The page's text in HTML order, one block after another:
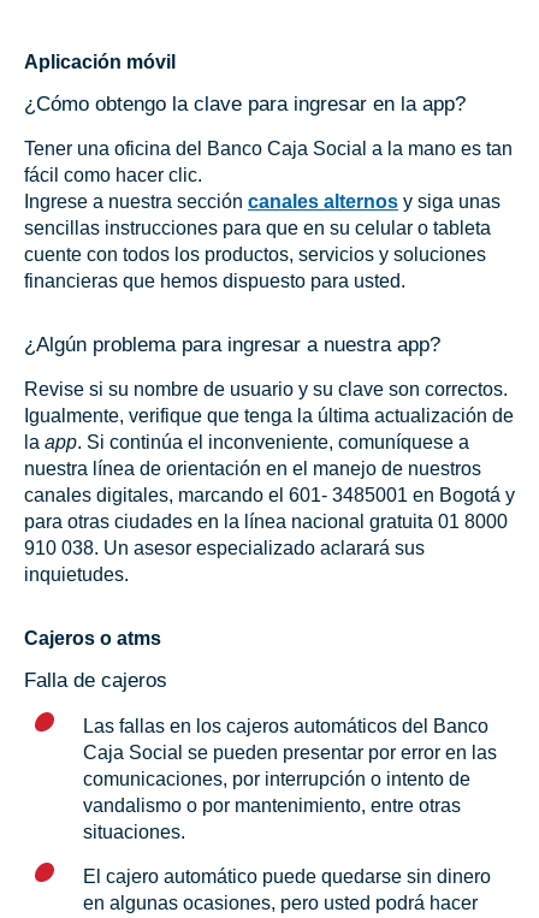
Aplicación móvil
¿Cómo obtengo la clave para ingresar en la app?
Tener una oficina del Banco Caja Social a la mano es tan
fácil como hacer clic.
Ingrese a nuestra sección canales alternos y siga unas
sencillas instrucciones para que en su celular o tableta
cuente con todos los productos, servicios y soluciones
financieras que hemos dispuesto para usted.
¿Algún problema para ingresar a nuestra app?
Revise si su nombre de usuario y su clave son correctos.
Igualmente, verifique que tenga la última actualización de
la app. Si continúa el inconveniente, comuníquese a
nuestra línea de orientación en el manejo de nuestros
canales digitales, marcando el 601- 3485001 en Bogotá y
para otras ciudades en la línea nacional gratuita 01 8000
910 038. Un asesor especializado aclarará sus
inquietudes.
Cajeros o atms
Falla de cajeros
Las fallas en los cajeros automáticos del Banco
Caja Social se pueden presentar por error en las
comunicaciones, por interrupción o intento de
vandalismo o por mantenimiento, entre otras
situaciones.
El cajero automático puede quedarse sin dinero
en algunas ocasiones, pero usted podrá hacer